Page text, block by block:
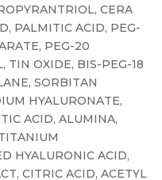
CERA
PALMITIC ACID, PEG-
PEG-20
TIN OXIDE, BIS-PEG-18
SORBITAN
HYALURONATE,
ACID, ALUMINA,
HYALURONIC ACID,
CITRIC ACID, ACETYL